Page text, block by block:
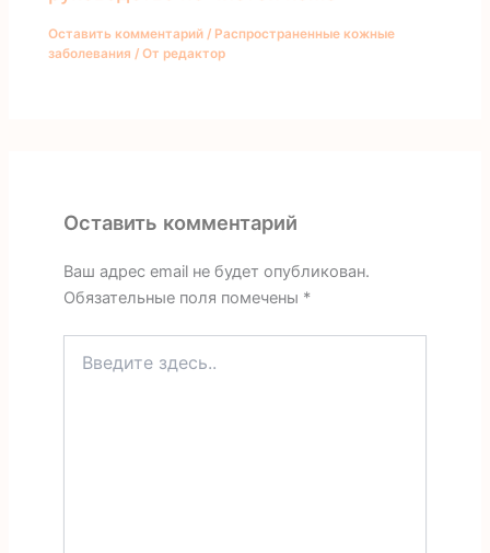
Оставить комментарий / Распространенные кожные
заболевания / От редактор
Оставить комментарий
Ваш адрес email не будет опубликован.
Обязательные поля помечены *
здесь..